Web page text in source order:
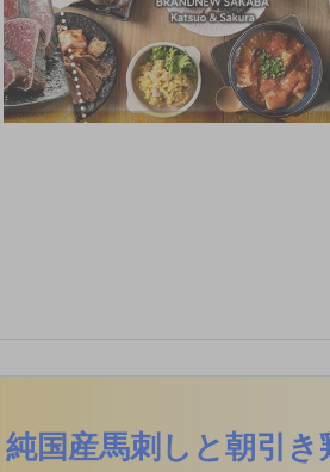
純国産馬刺しと朝引